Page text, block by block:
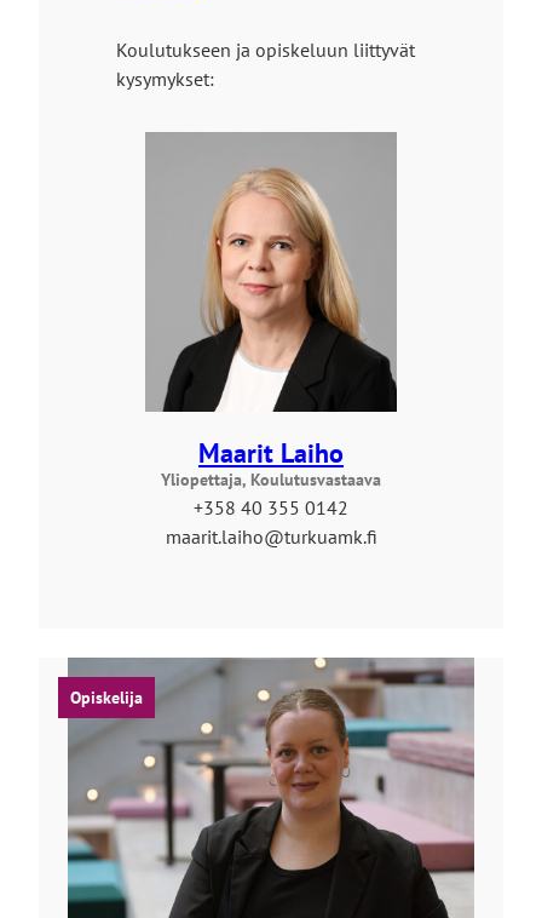
Koulutukseen ja opiskeluun liittyvät
kysymykset:
Maarit Laiho
Yliopettaja, Koulutusvastaava
+358 40 355 0142
maarit.laiho@turkuamk.fi
Opiskelija